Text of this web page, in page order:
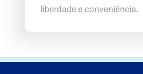
liberdade e conveniência.